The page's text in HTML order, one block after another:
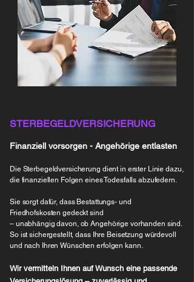
STERBEGELDVERSICHERUNG
Finanziell vorsorgen - Angehörige entlasten
Die Sterbegeldversicherung dient in erster Linie dazu,
die finanziellen Folgen eines Todesfalls abzufedern.
Sie sorgt dafür, dass Bestattungs- und
Friedhofskosten gedeckt sind
– unabhängig davon, ob Angehörige vorhanden sind.
So ist sichergestellt, dass Ihre Beisetzung würdevoll
und nach Ihren Wünschen erfolgen kann.
Wir vermitteln Ihnen auf Wunsch eine passende